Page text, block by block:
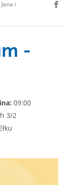
i
-
09:00
3/2